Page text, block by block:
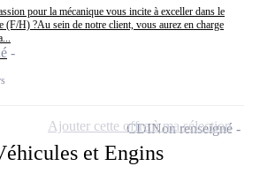
pour la mécanique vous incite à exceller dans le
(F/H) ?Au sein de notre client, vous aurez en charge
et Engins
CDINon renseigné
Ajouter cette offre à ma sélection